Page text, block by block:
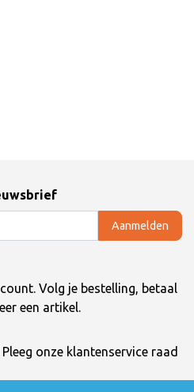
Aanmelden
Volg je bestelling, betaal
een artikel.
onze klantenservice raad